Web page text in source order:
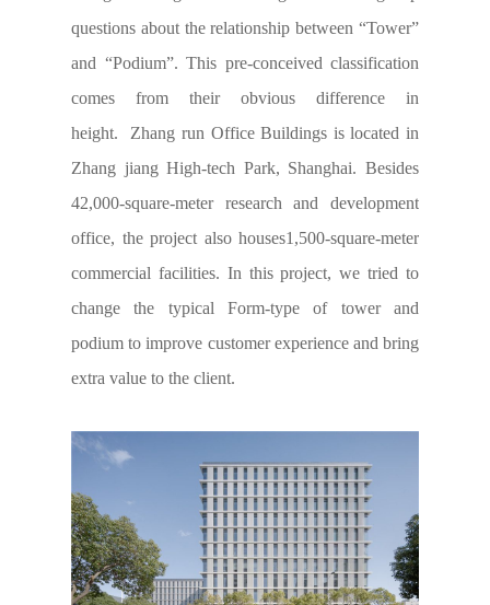
questions about the relationship between “Tower”
and “Podium”. This pre-conceived classification
comes from their obvious difference in
height. Zhang run Office Buildings is located in
Zhang jiang High-tech Park, Shanghai. Besides
42,000-square-meter research and development
office, the project also houses1,500-square-meter
commercial facilities. In this project, we tried to
change the typical Form-type of tower and
podium to improve customer experience and bring
extra value to the client.